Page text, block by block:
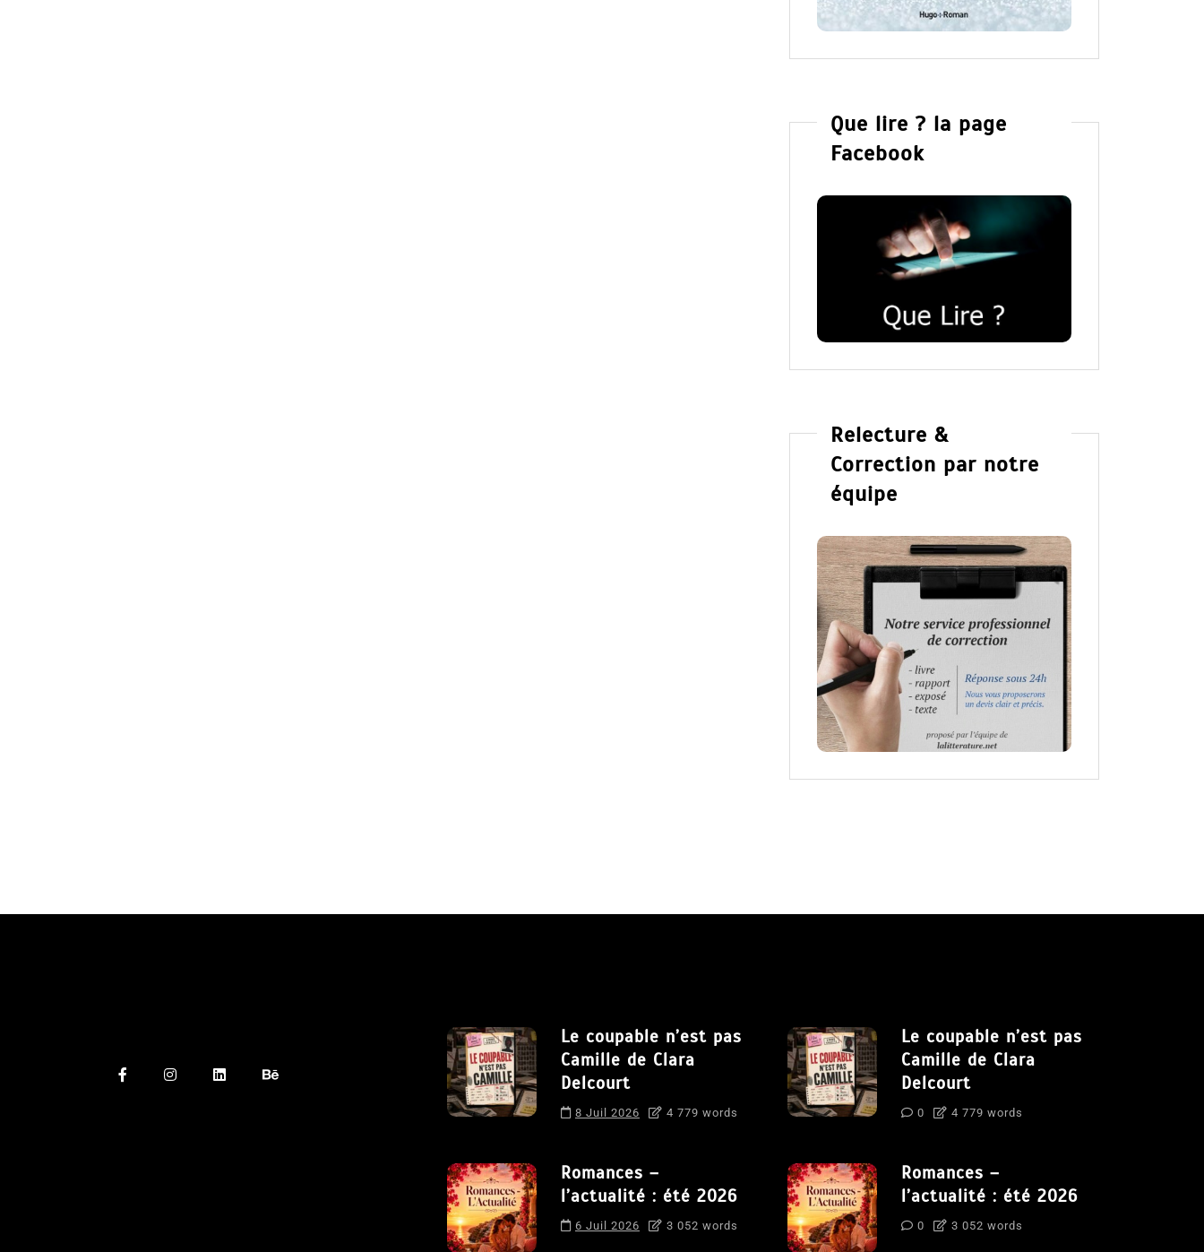
Que lire ? la page
Facebook
Relecture &
Correction par notre
équipe
Le coupable n’est pas
Camille de Clara
Delcourt
8 Juil 2026 4 779 words
Romances –
l’actualité : été 2026
6 Juil 2026 3 052 words
Le coupable n’est pas
Camille de Clara
Delcourt
0 4 779 words
Romances –
l’actualité : été 2026
0 3 052 words